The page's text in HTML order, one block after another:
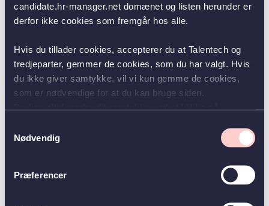
candidate.hr-manager.net domænet og listen herunder er
derfor ikke cookies som fremgår hos alle.
Hvis du tillader cookies, accepterer du at Talentech og
tredjeparter, gemmer de cookies, som du har valgt. Hvis
du ikke giver samtykke, vil vi kun gemme de cookies,
som er nødvendige for at du kan bruge siden.
Nødvendig
Præferencer